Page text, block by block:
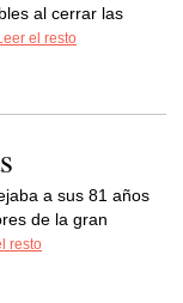
al cerrar las
el resto
a sus 81 años
de la gran
resto